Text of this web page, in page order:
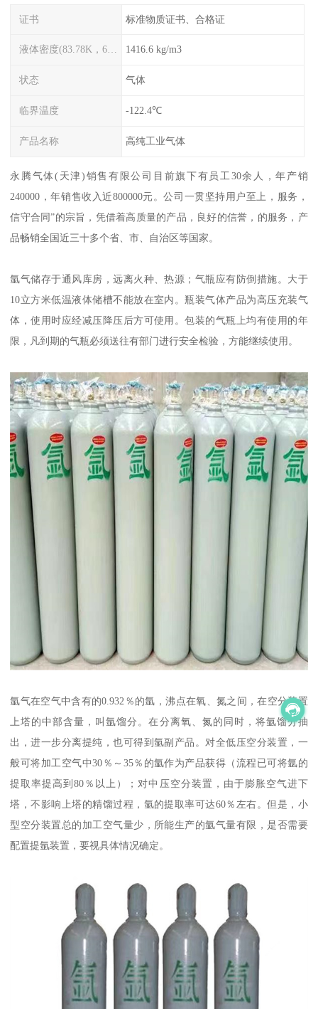
证书 标准物质证书、合格证
液体密度(83.78K，68.749kPa) 1416.6 kg/m3
状态 气体
临界温度 -122.4℃
产品名称 高纯工业气体
永腾气体(天津)销售有限公司目前旗下有员工30余人，年产销
240000，年销售收入近800000元。公司一贯坚持用户至上，服务，
信守合同”的宗旨，凭借着高质量的产品，良好的信誉，的服务，产
品畅销全国近三十多个省、市、自治区等国家。
氩气储存于通风库房，远离火种、热源；气瓶应有防倒措施。大于
10立方米低温液体储槽不能放在室内。瓶装气体产品为高压充装气
体，使用时应经减压降压后方可使用。包装的气瓶上均有使用的年
限，凡到期的气瓶必须送往有部门进行安全检验，方能继续使用。
氩气在空气中含有的0.932％的氩，沸点在氧、氮之间，在空分装置
上塔的中部含量，叫氩馏分。在分离氧、氮的同时，将氩馏分抽
出，进一步分离提纯，也可得到氩副产品。对全低压空分装置，一
般可将加工空气中30％～35％的氩作为产品获得（流程已可将氩的
提取率提高到80％以上）；对中压空分装置，由于膨胀空气进下
塔，不影响上塔的精馏过程，氩的提取率可达60％左右。但是，小
型空分装置总的加工空气量少，所能生产的氩气量有限，是否需要
配置提氩装置，要视具体情况确定。